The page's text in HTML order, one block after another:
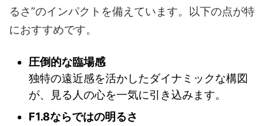
るさ”のインパクトを備えています。以下の点が特
におすすめです。
圧倒的な臨場感
独特の遠近感を活かしたダイナミックな構図
が、見る人の心を一気に引き込みます。
F1.8ならではの明るさ